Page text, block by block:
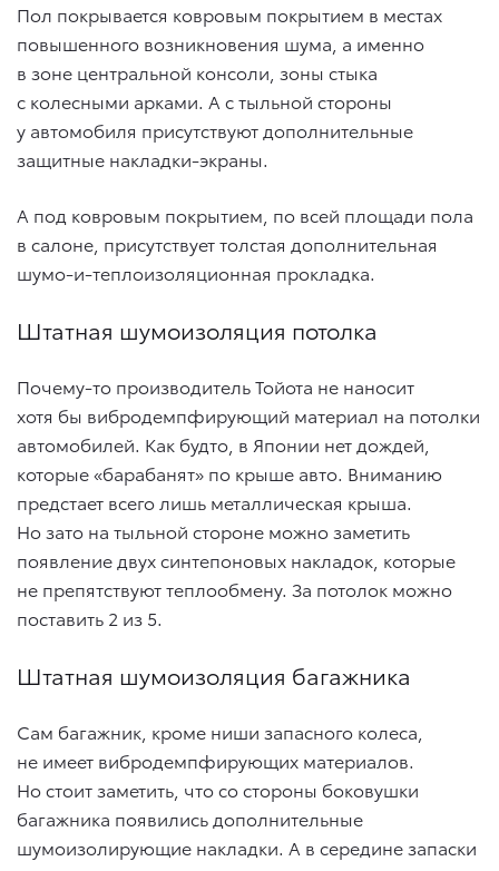
Пол покрывается ковровым покрытием в местах
повышенного возникновения шума, а именно
в зоне центральной консоли, зоны стыка
с колесными арками. А с тыльной стороны
у автомобиля присутствуют дополнительные
защитные накладки-экраны.
А под ковровым покрытием, по всей площади пола
в салоне, присутствует толстая дополнительная
шумо-и-теплоизоляционная прокладка.
Штатная шумоизоляция потолка
Почему-то производитель Тойота не наносит
хотя бы вибродемпфирующий материал на потолки
автомобилей. Как будто, в Японии нет дождей,
которые «барабанят» по крыше авто. Вниманию
предстает всего лишь металлическая крыша.
Но зато на тыльной стороне можно заметить
появление двух синтепоновых накладок, которые
не препятствуют теплообмену. За потолок можно
поставить 2 из 5.
Штатная шумоизоляция багажника
Сам багажник, кроме ниши запасного колеса,
не имеет вибродемпфирующих материалов.
Но стоит заметить, что со стороны боковушки
багажника появились дополнительные
шумоизолирующие накладки. А в середине запаски